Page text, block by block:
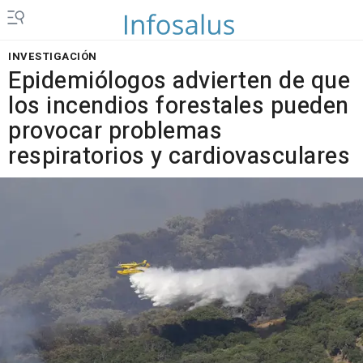
INVESTIGACIÓN
Epidemiólogos advierten de que
los incendios forestales pueden
provocar problemas
respiratorios y cardiovasculares